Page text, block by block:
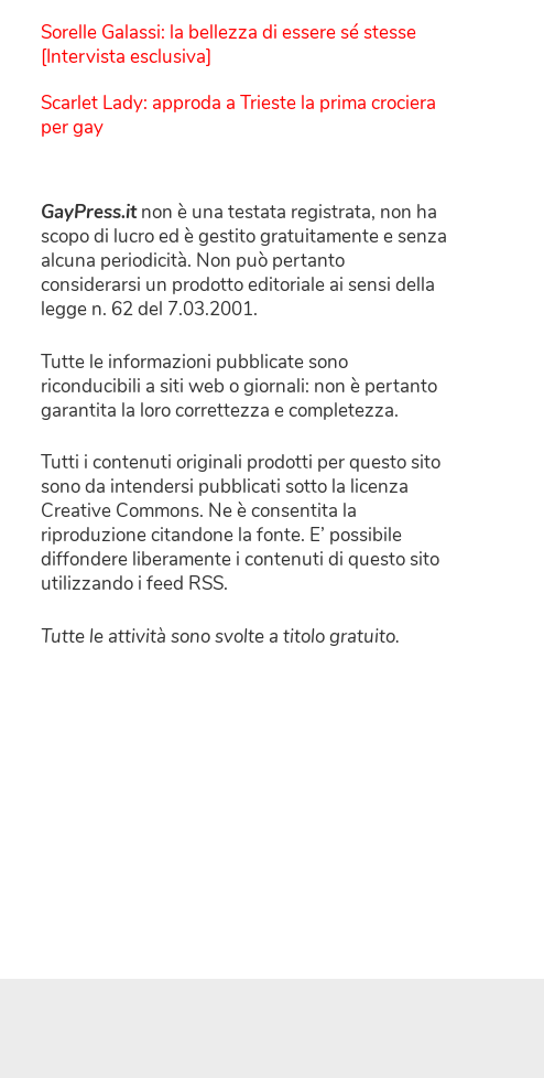
Sorelle Galassi: la bellezza di essere sé stesse
[Intervista esclusiva]
Scarlet Lady: approda a Trieste la prima crociera
per gay
GayPress.itnon è una testata registrata, non ha
scopo di lucro ed è gestito gratuitamente e senza
alcuna periodicità. Non può pertanto
considerarsi un prodotto editoriale ai sensi della
legge n. 62 del 7.03.2001.
Tutte le informazioni pubblicate sono
riconducibili a siti web o giornali: non è pertanto
garantita la loro correttezza e completezza.
Tutti i contenuti originali prodotti per questo sito
sono da intendersi pubblicati sotto la licenza
Creative Commons. Ne è consentita la
riproduzione citandone la fonte. E’ possibile
diffondere liberamente i contenuti di questo sito
utilizzando i feed RSS.
Tutte le attività sono svolte a titolo gratuito.